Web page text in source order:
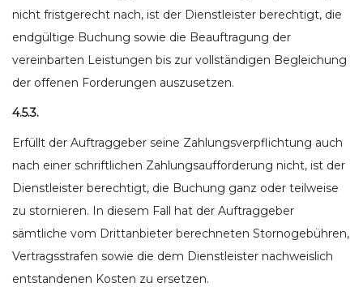
nicht fristgerecht nach, ist der Dienstleister berechtigt, die
endgültige Buchung sowie die Beauftragung der
vereinbarten Leistungen bis zur vollständigen Begleichung
der offenen Forderungen auszusetzen.
4.5.3.
Erfüllt der Auftraggeber seine Zahlungsverpflichtung auch
nach einer schriftlichen Zahlungsaufforderung nicht, ist der
Dienstleister berechtigt, die Buchung ganz oder teilweise
zu stornieren. In diesem Fall hat der Auftraggeber
sämtliche vom Drittanbieter berechneten Stornogebühren,
Vertragsstrafen sowie die dem Dienstleister nachweislich
entstandenen Kosten zu ersetzen.